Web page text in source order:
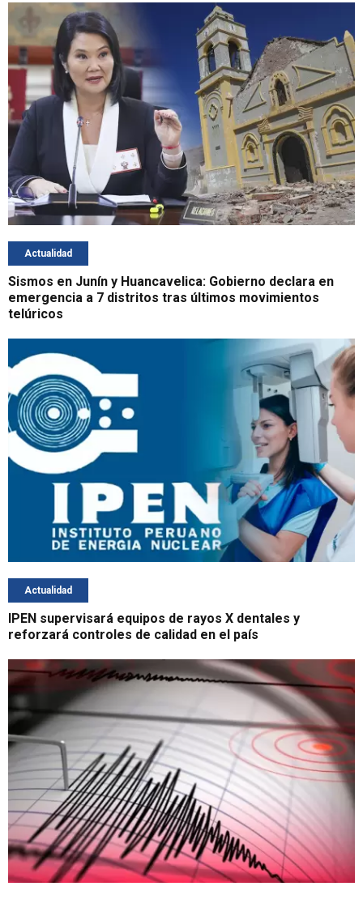
Actualidad
Sismos en Junín y Huancavelica: Gobierno declara en
emergencia a 7 distritos tras últimos movimientos
telúricos
Actualidad
IPEN supervisará equipos de rayos X dentales y
reforzará controles de calidad en el país